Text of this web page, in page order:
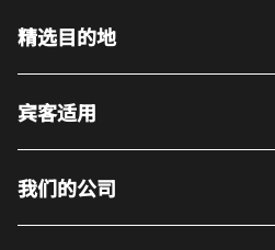
精选目的地
宾客适用
我们的公司